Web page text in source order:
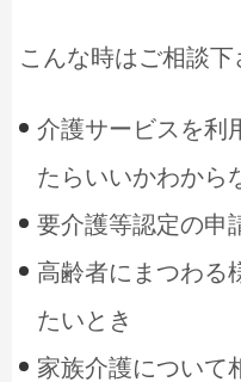
こんな時はご相談下
介護サービスを利
たらいいかわから
要介護等認定の申
高齢者にまつわる
たいとき
家族介護について